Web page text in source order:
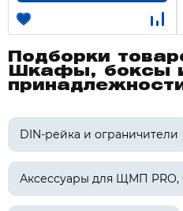
Подборки
Шкафы, боксы
DIN-рейка и ограничители
Аксессуары для ЩМП PRO,